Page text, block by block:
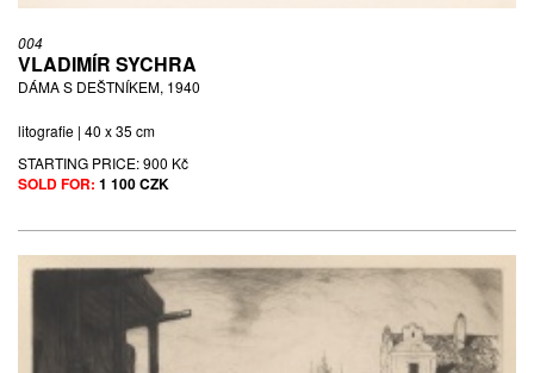
004
VLADIMÍR SYCHRA
DÁMA S DEŠTNÍKEM, 1940
litografie | 40 x 35 cm
STARTING PRICE:900 Kč
SOLD FOR: 1 100 CZK